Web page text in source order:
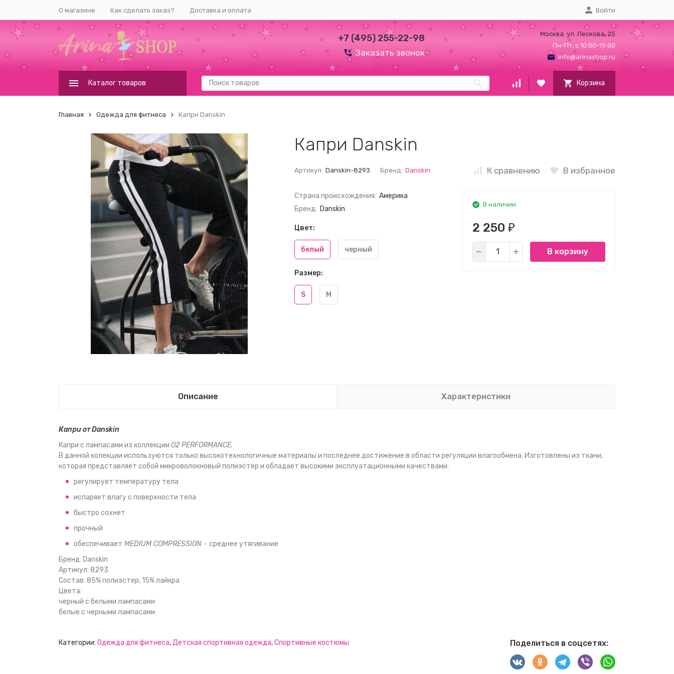
О магазине Как сделать заказ? Доставка и оплата Войти
+7 (495) 255-22-98
Заказать звонок
Москва. ул. Лескова, 25
Пн-Пт, с 10:00-19:00
info@arinashop.ru
Каталог товаров Корзина
Главная Одежда для фитнеса Капри Danskin
Капри Danskin
Артикул: Danskin-8293 Бренд: Danskin К сравнению В избранное
Страна происхождения: Америка
Бренд: Danskin
Цвет:
белый черный
Размер:
S M
В наличии
2 250 ₽
В корзину
Описание Характеристики
Капри от Danskin
Капри с лампасами из коллекции O2 PERFORMANCE.
В данной колекции используются только высокотехнологичные материалы и последнее достижение в области регуляции влагообмена. Изготовлены из ткани,
которая представляет собой микроволокновый полиэстер и обладает высокими эксплуатационными качествами:
регулирует температуру тела
испаряет влагу с поверхности тела
быстро сохнет
прочный
обеспечивает MЕDIUM COMPRESSION - среднее утягивание
Бренд: Danskin
Артикул: 8293
Состав: 85% полиэстер, 15% лайкра
Цвета:
черный с белыми лампасами
белые с черными лампасами
Категории: Одежда для фитнеса,Детская спортивная одежда,Спортивные костюмы Поделиться в соцсетях: